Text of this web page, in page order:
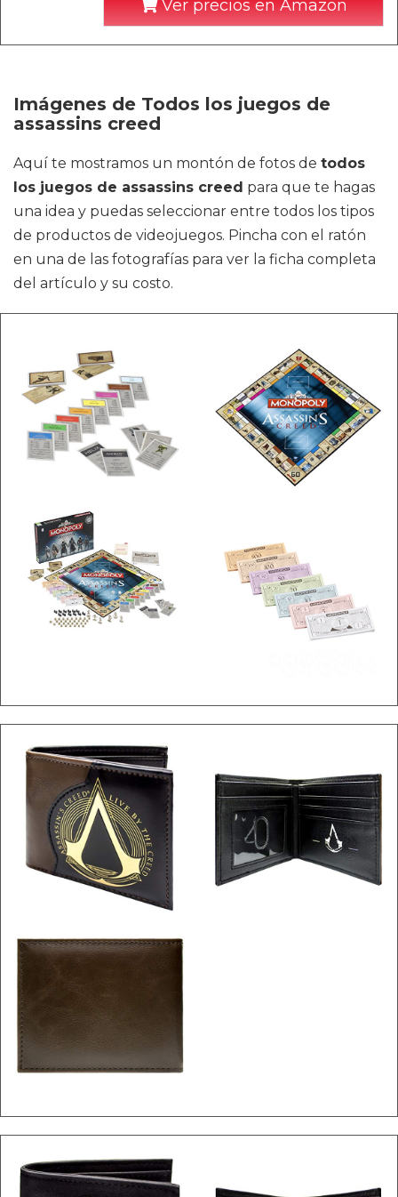
Ver precios en Amazon
Imágenes de Todos los juegos de
assassins creed
Aquí te mostramos un montón de fotos de todos
los juegos de assassins creed para que te hagas
una idea y puedas seleccionar entre todos los tipos
de productos de videojuegos. Pincha con el ratón
en una de las fotografías para ver la ficha completa
del artículo y su costo.